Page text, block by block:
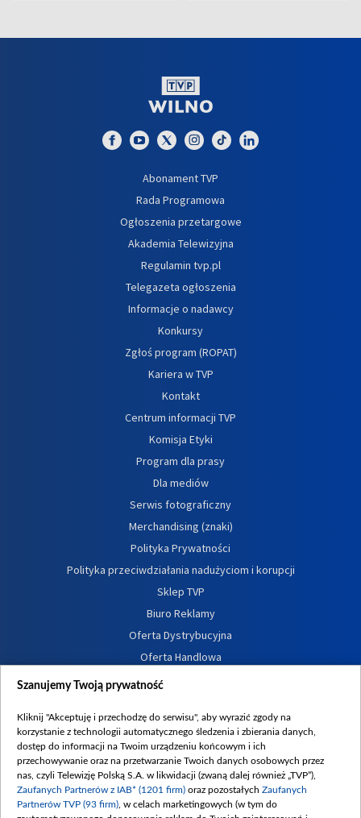
Abonament TVP
Rada Programowa
Ogłoszenia przetargowe
Akademia Telewizyjna
Regulamin tvp.pl
Telegazeta ogłoszenia
Informacje o nadawcy
Konkursy
Zgłoś program (ROPAT)
Kariera w TVP
Kontakt
Centrum informacji TVP
Komisja Etyki
Program dla prasy
Dla mediów
Serwis fotograficzny
Merchandising (znaki)
Polityka Prywatności
Polityka przeciwdziałania nadużyciom i korupcji
Sklep TVP
Biuro Reklamy
Oferta Dystrybucyjna
Oferta Handlowa
Dostępność
Procedura zgłoszeń wewnętrznych
Szanujemy Twoją prywatność
Kliknij "Akceptuję i przechodzę do serwisu", aby wyrazić zgody na
korzystanie z technologii automatycznego śledzenia i zbierania danych,
dostęp do informacji na Twoim urządzeniu końcowym i ich
przechowywanie oraz na przetwarzanie Twoich danych osobowych przez
nas, czyli Telewizję Polską S.A. w likwidacji (zwaną dalej również „TVP”),
Zaufanych Partnerów z IAB* (1201 firm) oraz pozostałych Zaufanych
Partnerów TVP (93 firm) , w celach marketingowych (w tym do